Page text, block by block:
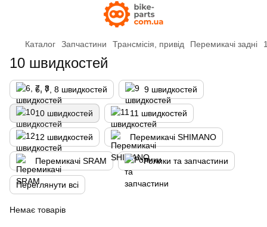
Каталог Запчастини Трансмісія, привід Перемикачі задні
10 швидкостей
6, 7, 8 швидкостей 9 швидкостей
10 швидкостей 11 швидкостей
12 швидкостей Перемикачі SHIMANO
Перемикачі SRAM Ролики та запчастини
Переглянути всі
Немає товарів